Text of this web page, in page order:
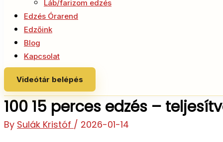
Láb/farizom edzés
Edzés Órarend
Edzőink
Blog
Kapcsolat
Videótár belépés
100 15 perces edzés –
By Sulák Kristóf / 2026-01-14